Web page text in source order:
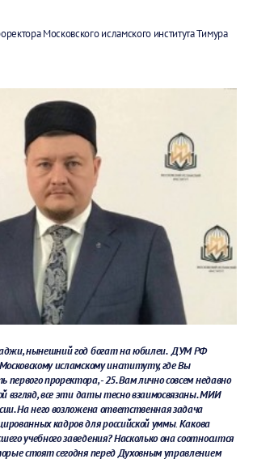
Московского исламского института Тимура
нынешний год богат на юбилеи. ДУМ РФ
исламскому институту, где Вы
проректора, - 25. Вам лично совсем недавно
взгляд, все эти даты тесно взаимосвязаны. МИИ
На него возложена ответственная задача
кадров для российской уммы.Какова
учебного заведения? Насколько она соотносится
стоят сегодня перед Духовным управлением